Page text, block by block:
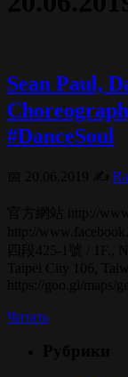
Sean Paul,
#DanceSoul
Читать